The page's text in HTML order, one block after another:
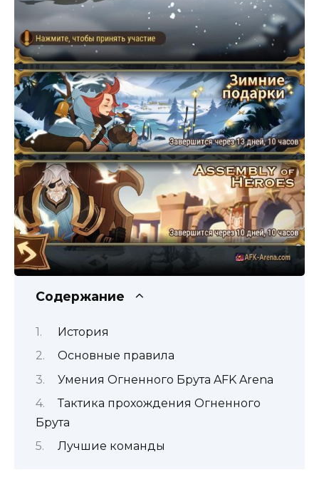
Содержание
История
Основные правила
Умения Огненного Брута AFK Arena
Тактика прохождения Огненного
Брута
Лучшие команды